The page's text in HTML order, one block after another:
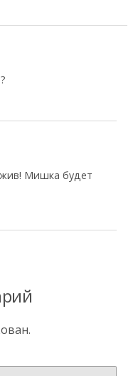
Мишка будет